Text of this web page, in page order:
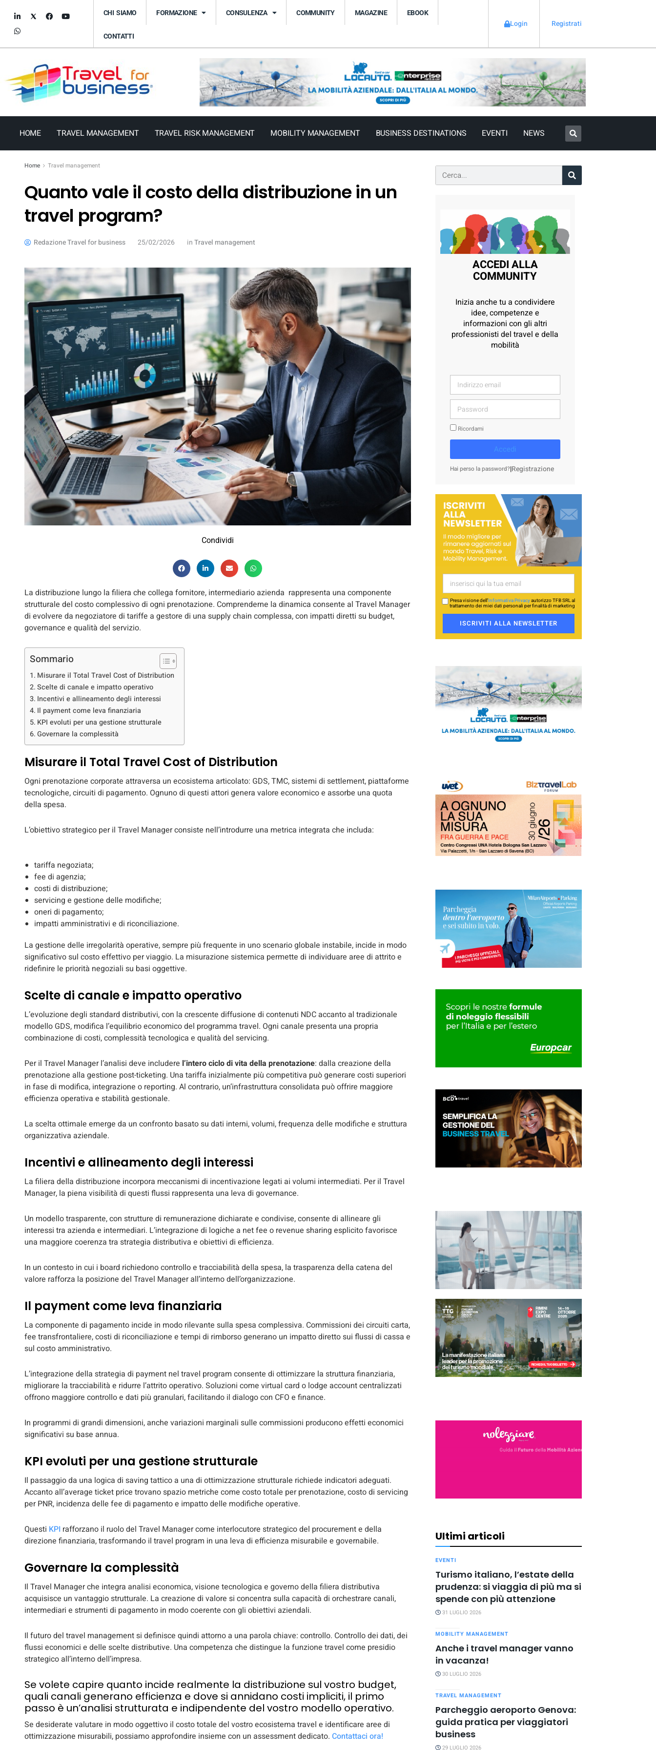
CHI SIAMO FORMAZIONE CONSULENZA COMMUNITY MAGAZINE EBOOK
CONTATTI
Login Registrati
HOME TRAVEL MANAGEMENT TRAVEL RISK MANAGEMENT MOBILITY MANAGEMENT BUSINESS DESTINATIONS EVENTI NEWS
Home Travel management
Quanto vale il costo della distribuzione in un
travel program?
Redazione Travel for business 25/02/2026 inTravel management
Condividi
La distribuzione lungo la filiera che collega fornitore, intermediario azienda rappresenta una componente
strutturale del costo complessivo di ogni prenotazione. Comprenderne la dinamica consente al Travel Manager
di evolvere da negoziatore di tariffe a gestore di una supply chain complessa, con impatti diretti su budget,
governance e qualità del servizio.
Sommario
Misurare il Total Travel Cost of Distribution
Scelte di canale e impatto operativo
Incentivi e allineamento degli interessi
Il payment come leva finanziaria
KPI evoluti per una gestione strutturale
Governare la complessità
Misurare il Total Travel Cost of Distribution
Ogni prenotazione corporate attraversa un ecosistema articolato: GDS, TMC, sistemi di settlement, piattaforme
tecnologiche, circuiti di pagamento. Ognuno di questi attori genera valore economico e assorbe una quota
della spesa.
L’obiettivo strategico per il Travel Manager consiste nell’introdurre una metrica integrata che includa:
tariffa negoziata;
fee di agenzia;
costi di distribuzione;
servicing e gestione delle modifiche;
oneri di pagamento;
impatti amministrativi e di riconciliazione.
La gestione delle irregolarità operative, sempre più frequente in uno scenario globale instabile, incide in modo
significativo sul costo effettivo per viaggio. La misurazione sistemica permette di individuare aree di attrito e
ridefinire le priorità negoziali su basi oggettive.
Scelte di canale e impatto operativo
L’evoluzione degli standard distributivi, con la crescente diffusione di contenuti NDC accanto al tradizionale
modello GDS, modifica l’equilibrio economico del programma travel. Ogni canale presenta una propria
combinazione di costi, complessità tecnologica e qualità del servicing.
Per il Travel Manager l’analisi deve includere l’intero ciclo di vita della prenotazione: dalla creazione della
prenotazione alla gestione post-ticketing. Una tariffa inizialmente più competitiva può generare costi superiori
in fase di modifica, integrazione o reporting. Al contrario, un’infrastruttura consolidata può offrire maggiore
efficienza operativa e stabilità gestionale.
La scelta ottimale emerge da un confronto basato su dati interni, volumi, frequenza delle modifiche e struttura
organizzativa aziendale.
Incentivi e allineamento degli interessi
La filiera della distribuzione incorpora meccanismi di incentivazione legati ai volumi intermediati. Per il Travel
Manager, la piena visibilità di questi flussi rappresenta una leva di governance.
Un modello trasparente, con strutture di remunerazione dichiarate e condivise, consente di allineare gli
interessi tra azienda e intermediari. L’integrazione di logiche a net fee o revenue sharing esplicito favorisce
una maggiore coerenza tra strategia distributiva e obiettivi di efficienza.
In un contesto in cui i board richiedono controllo e tracciabilità della spesa, la trasparenza della catena del
valore rafforza la posizione del Travel Manager all’interno dell’organizzazione.
Il payment come leva finanziaria
La componente di pagamento incide in modo rilevante sulla spesa complessiva. Commissioni dei circuiti carta,
fee transfrontaliere, costi di riconciliazione e tempi di rimborso generano un impatto diretto sui flussi di cassa e
sul costo amministrativo.
L’integrazione della strategia di payment nel travel program consente di ottimizzare la struttura finanziaria,
migliorare la tracciabilità e ridurre l’attrito operativo. Soluzioni come virtual card o lodge account centralizzati
offrono maggiore controllo e dati più granulari, facilitando il dialogo con CFO e finance.
In programmi di grandi dimensioni, anche variazioni marginali sulle commissioni producono effetti economici
significativi su base annua.
KPI evoluti per una gestione strutturale
Il passaggio da una logica di saving tattico a una di ottimizzazione strutturale richiede indicatori adeguati.
Accanto all’average ticket price trovano spazio metriche come costo totale per prenotazione, costo di servicing
per PNR, incidenza delle fee di pagamento e impatto delle modifiche operative.
Questi KPI rafforzano il ruolo del Travel Manager come interlocutore strategico del procurement e della
direzione finanziaria, trasformando il travel program in una leva di efficienza misurabile e governabile.
Governare la complessità
Il Travel Manager che integra analisi economica, visione tecnologica e governo della filiera distributiva
acquisisce un vantaggio strutturale. La creazione di valore si concentra sulla capacità di orchestrare canali,
intermediari e strumenti di pagamento in modo coerente con gli obiettivi aziendali.
Il futuro del travel management si definisce quindi attorno a una parola chiave: controllo. Controllo dei dati, dei
flussi economici e delle scelte distributive. Una competenza che distingue la funzione travel come presidio
strategico all’interno dell’impresa.
Se volete capire quanto incide realmente la distribuzione sul vostro budget,
quali canali generano efficienza e dove si annidano costi impliciti, il primo
passo è un’analisi strutturata e indipendente del vostro modello operativo.
Se desiderate valutare in modo oggettivo il costo totale del vostro ecosistema travel e identificare aree di
ottimizzazione misurabili, possiamo approfondire insieme con un assessment dedicato. Contattaci ora!
ACCEDI ALLA
COMMUNITY
Inizia anche tu a condividere
idee, competenze e
informazioni con gli altri
professionisti del travel e della
mobilità
Ricordami
Accedi
Hai perso la password?|Registrazione
Presa visione dell’Informativa Privacyautorizzo TFB SRL al
trattamento dei miei dati personali per finalità di marketing
ISCRIVITI ALLA NEWSLETTER
Ultimi articoli
EVENTI
Turismo italiano, l’estate della
prudenza: si viaggia di più ma si
spende con più attenzione
31 LUGLIO 2026
MOBILITY MANAGEMENT
Anche i travel manager vanno
in vacanza!
30 LUGLIO 2026
TRAVEL MANAGEMENT
Parcheggio aeroporto Genova:
guida pratica per viaggiatori
business
29 LUGLIO 2026